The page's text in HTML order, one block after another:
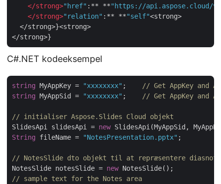
</strong>"href" :** **"https://api.aspose.cloud/
</strong>"relation" :** **"self"<strong>
  </strong>}<strong>
C#.NET kodeeksempel
string MyAppKey = "xxxxxxxx" ;
// Get AppKey and
string MyAppSid = "xxxxxxxx" ; // Get AppKey and
// initialiser Aspose.Slides Cloud objekt
SlidesApi slidesApi = new
String fileName = "NotesPresentation.pptx"
// NotesSlide dto objekt til at repræsentere
NotesSlide notesSlide = new
// sample text for the Notes area